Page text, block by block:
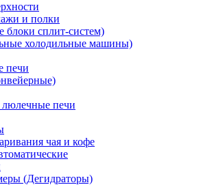
и полки
сплит-систем)
холодильные машины)
печи
печи
чая и кофе
(Дегидраторы)